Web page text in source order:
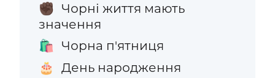
✊🏿 Чорні життя мають
значення
🛍️ Чорна п'ятниця
🎂 День народження